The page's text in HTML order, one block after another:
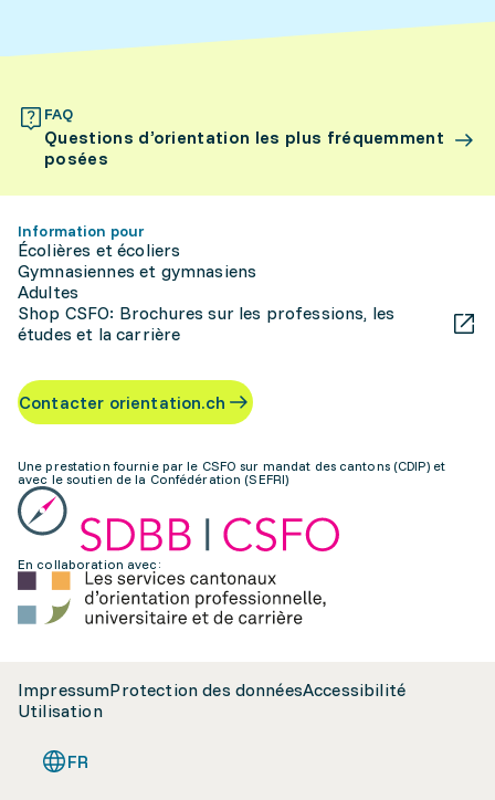
FAQ
Questions d’orientation les plus fréquemment
posées
Information pour
Écolières et écoliers
Gymnasiennes et gymnasiens
Adultes
Shop CSFO: Brochures sur les professions, les
études et la carrière
Contacter orientation.ch
Une prestation fournie par le CSFO sur mandat des cantons (CDIP) et
avec le soutien de la Confédération (SEFRI)
En collaboration avec:
ImpressumProtection des donnéesAccessibilité
Utilisation
FR